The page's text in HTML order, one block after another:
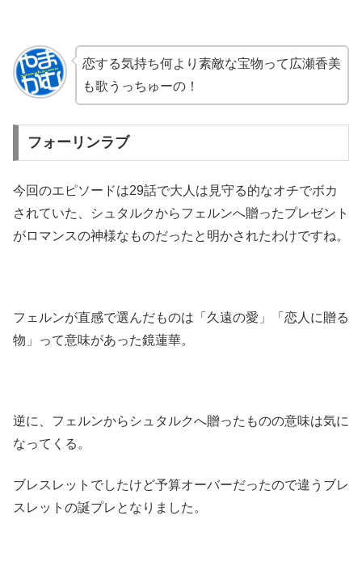
恋する気持ち何より素敵な宝物って広瀬香美
も歌うっちゅーの！
フォーリンラブ
今回のエピソードは29話で大人は見守る的なオチでボカ
されていた、シュタルクからフェルンへ贈ったプレゼント
がロマンスの神様なものだったと明かされたわけですね。
フェルンが直感で選んだものは「久遠の愛」「恋人に贈る
物」って意味があった鏡蓮華。
逆に、フェルンからシュタルクへ贈ったものの意味は気に
なってくる。
ブレスレットでしたけど予算オーバーだったので違うブレ
スレットの誕プレとなりました。